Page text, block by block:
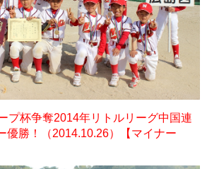
プ杯争奪2014年リトルリーグ中国連
優勝！（2014.10.26）【マイナー